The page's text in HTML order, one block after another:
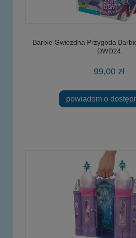
Barbie Gwiezdna Przygoda
DWD24
99,00 zł
powiadom o